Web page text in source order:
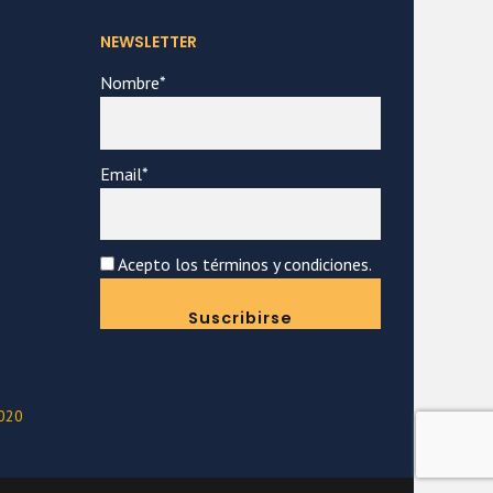
NEWSLETTER
Nombre*
Email*
Acepto los términos y condiciones.